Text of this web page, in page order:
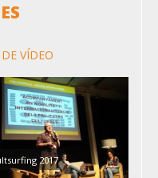
VÍDEO
2017